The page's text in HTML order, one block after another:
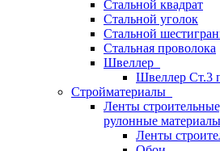
Стальной квадрат
Стальной уголок
Стальной
Стальная проволока
Швеллер
Швеллер Ст.3
Стройматериалы
Ленты
рулонные материалы
Ленты